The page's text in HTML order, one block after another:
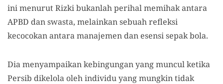
ini menurut Rizki bukanlah perihal memihak antara
APBD dan swasta, melainkan sebuah refleksi
kecocokan antara manajemen dan esensi sepak bola.
Dia menyampaikan kebingungan yang muncul ketika
Persib dikelola oleh individu yang mungkin tidak